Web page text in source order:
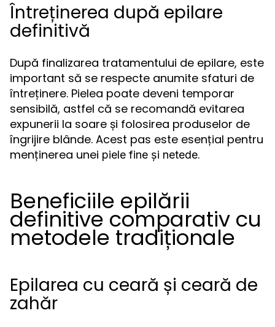
Întreținerea după epilare
definitivă
După finalizarea tratamentului de epilare, este
important să se respecte anumite sfaturi de
întreținere. Pielea poate deveni temporar
sensibilă, astfel că se recomandă evitarea
expunerii la soare și folosirea produselor de
îngrijire blânde. Acest pas este esențial pentru
menținerea unei piele fine și netede.
Beneficiile epilării
definitive comparativ cu
metodele tradiționale
Epilarea cu ceară și ceară de
zahăr